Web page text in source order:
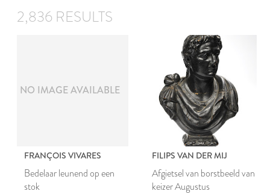
2,836 RESULTS
NO IMAGE AVAILABLE
FRANÇOIS VIVARES
Bedelaar leunend op een
stok
FILIPS VAN DER MIJ
Afgietsel van borstbeeld van
keizer Augustus